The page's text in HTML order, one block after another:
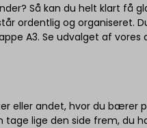
Så kan du helt klart få
ordentlig og organiseret.
A3. Se udvalget af vores
eller andet, hvor du bærer
lige den side frem, du